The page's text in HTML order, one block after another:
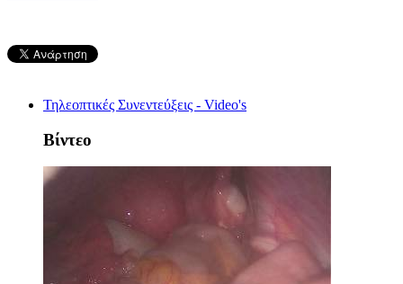
Τηλεοπτικές Συνεντεύξεις - Video's
Βίντεο